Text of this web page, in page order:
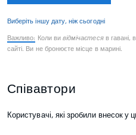
Виберіть іншу дату, ніж сьогодні
Важливо: Коли ви відмічаєтесяв гавані,
сайті. Ви не бронюєте місце в марині.
Співавтори
Користувачі, які зробили внесок у